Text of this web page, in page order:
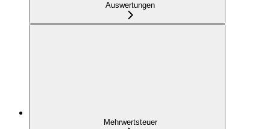
Auswertungen
Mehrwertsteuer